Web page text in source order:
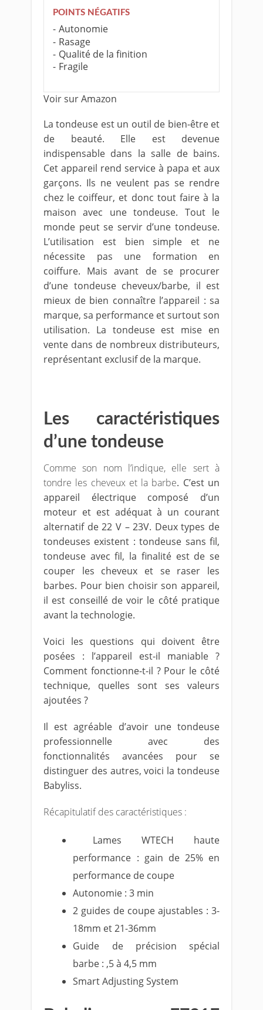
POINTS NÉGATIFS
Autonomie
Rasage
Qualité de la finition
Fragile
Voir sur Amazon
La tondeuse est un outil de bien-être et
de beauté. Elle est devenue
indispensable dans la salle de bains.
Cet appareil rend service à papa et aux
garçons. Ils ne veulent pas se rendre
chez le coiffeur, et donc tout faire à la
maison avec une tondeuse. Tout le
monde peut se servir d’une tondeuse.
L’utilisation est bien simple et ne
nécessite pas une formation en
coiffure. Mais avant de se procurer
d’une tondeuse cheveux/barbe, il est
mieux de bien connaître l’appareil : sa
marque, sa performance et surtout son
utilisation. La tondeuse est mise en
vente dans de nombreux distributeurs,
représentant exclusif de la marque.
Les caractéristiques
d’une tondeuse
Comme son nom l’indique, elle sert à
tondre les cheveux et la barbe. C’est un
appareil électrique composé d’un
moteur et est adéquat à un courant
alternatif de 22 V – 23V. Deux types de
tondeuses existent : tondeuse sans fil,
tondeuse avec fil, la finalité est de se
couper les cheveux et se raser les
barbes. Pour bien choisir son appareil,
il est conseillé de voir le côté pratique
avant la technologie.
Voici les questions qui doivent être
posées : l’appareil est-il maniable ?
Comment fonctionne-t-il ? Pour le côté
technique, quelles sont ses valeurs
ajoutées ?
Il est agréable d’avoir une tondeuse
professionnelle avec des
fonctionnalités avancées pour se
distinguer des autres, voici la tondeuse
Babyliss.
Récapitulatif des caractéristiques :
Lames WTECH haute
performance : gain de 25% en
performance de coupe
Autonomie : 3 min
2 guides de coupe ajustables : 3-
18mm et 21-36mm
Guide de précision spécial
barbe : ,5 à 4,5 mm
Smart Adjusting System